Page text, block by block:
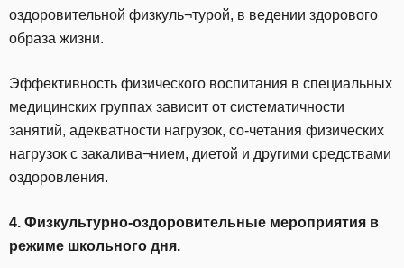
оздоровительной физкуль¬турой, в ведении здорового
образа жизни.
Эффективность физического воспитания в специальных
медицинских группах зависит от систематичности
занятий, адекватности нагрузок, со-четания физических
нагрузок с закалива¬нием, диетой и другими средствами
оздоровления.
4. Физкультурно-оздоровительные мероприятия в
режиме школьного дня.